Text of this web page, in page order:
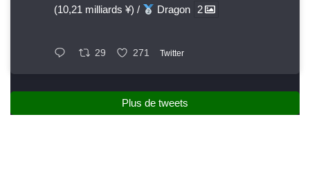
(10,21 milliards ¥) /
Dragon 2
29 271 Twitter
Plus de tweets